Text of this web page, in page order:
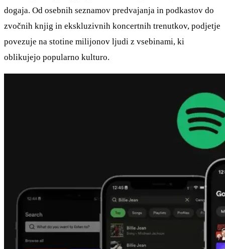
dogaja. Od osebnih seznamov predvajanja in podkastov do
zvočnih knjig in ekskluzivnih koncertnih trenutkov, podjetje
povezuje na stotine milijonov ljudi z vsebinami, ki
oblikujejo popularno kulturo.